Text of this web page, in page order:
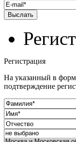
Регистрация
На указанный в
подтверждение